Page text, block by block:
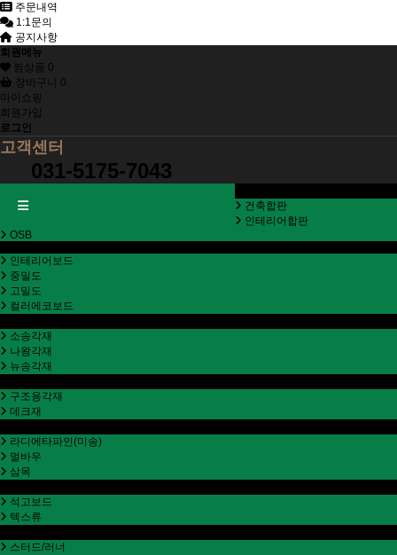
주문내역
1:1문의
공지사항
회원메뉴
찜상품 0
장바구니
0
마이쇼핑
회원가입
로그인
고객센터
031-5175-7043
건축합판
인테리어합판
OSB
인테리어보드
중밀도
고밀도
컬러에코보드
소송각재
나왕각재
뉴송각재
구조용각재
데크재
라디에타파인(미송)
멀바우
삼목
석고보드
텍스류
스터드/러너